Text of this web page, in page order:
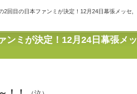
2回目の日本ファンミが決定！12月24日幕張メッセ,
ンミが決定！12月24日幕張メッ